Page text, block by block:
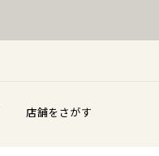
店舗をさがす